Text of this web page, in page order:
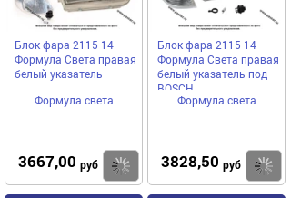
Блок фара 2115 14
Формула Света правая
белый указатель
Формула света
3667,00 руб Купить
Блок фара 2115 14
Формула Света правая
белый указатель под
BOSCH
Формула света
3828,50 руб